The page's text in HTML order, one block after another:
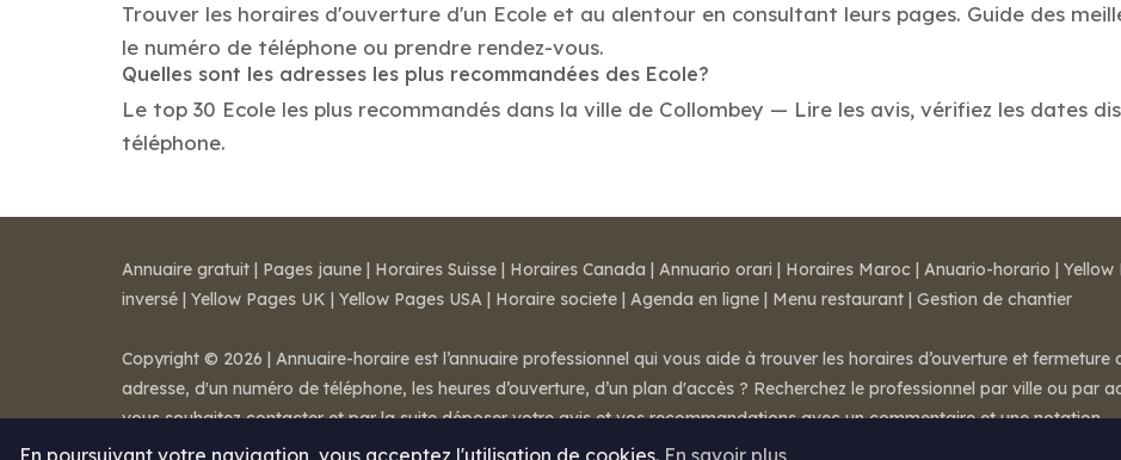
Trouver les horaires d'ouverture d'un Ecole et au alentour en consultant leurs pages. Guide des
le numéro de téléphone ou prendre rendez-vous.
Quelles sont les adresses les plus recommandées des Ecole?
Le top 30 Ecole les plus recommandés dans la ville de Collombey — Lire les avis, vérifiez les dates
téléphone.
En poursuivant votre navigation, vous acceptez l'utilisation de cookies. En savoir plus
Annuaire gratuit | Pages jaune | Horaires Suisse | Horaires Canada | Annuario orari | Horaires Maroc | Anuario-horario | Yellow
inversé | Yellow Pages UK | Yellow Pages USA | Horaire societe | Agenda en ligne | Menu restaurant | Gestion de chantier
Copyright © 2026 | Annuaire-horaire est l’annuaire professionnel qui vous aide à trouver les horaires d’ouverture et fermeture
adresse, d'un numéro de téléphone, les heures d’ouverture, d’un plan d'accès ? Recherchez le professionnel par ville ou par
vous souhaitez contacter et par la suite déposer votre avis et vos recommandations avec un commentaire et une notation.
Mentions légales-Conditions de ventes- Contact